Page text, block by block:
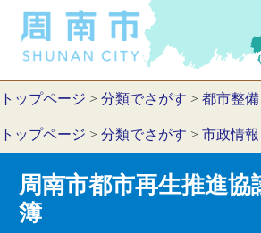
トップページ > 分類でさがす > 都市整
トップページ > 分類でさがす > 市政情報
周南市都市再生推進協
簿